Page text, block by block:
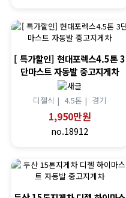
[ 특가할인] 현대포렉스4.5톤 3
단마스트 자동발 중고지게차
디젤식 | 4.5톤 | 경기
1,950만원
no.18912